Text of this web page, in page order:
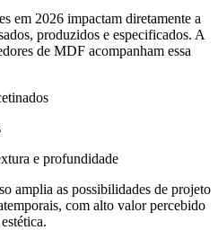
em 2026 impactam diretamente a
produzidos e especificados. A
de MDF acompanham essa
e profundidade
amplia as possibilidades de projeto
com alto valor percebido